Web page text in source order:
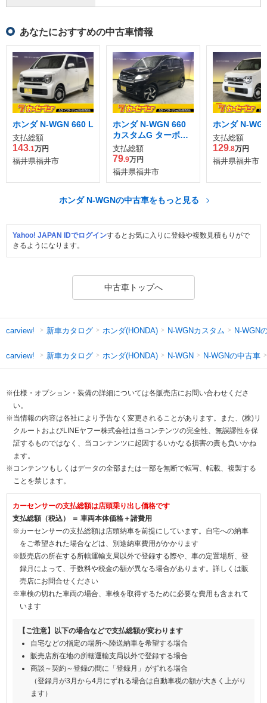
あなたにおすすめの中古車情報
ホンダ N-WGN 660 L
支払総額
143.1万円
福井県福井市
ホンダ N-WGN 660
カスタムG ターボパ
ッケージ
支払総額
79.9万円
福井県福井市
ホンダ N-
支払総額
129.8万円
福井県福井市
ホンダ N-WGNの中古車をもっと見る
Yahoo! JAPAN IDでログインするとお気に入りに登録や複数見積もりがで
きるようになります。
中古車トップへ
carview! 新車カタログ ホンダ(HONDA) N-WGNカスタム N-WGN
carview! 新車カタログ ホンダ(HONDA) N-WGN N-WGNの中古車
※仕様・オプション・装備の詳細については各販売店にお問い合わせくださ
い。
※当情報の内容は各社により予告なく変更されることがあります。また、(株)リ
クルートおよびLINEヤフー株式会社は当コンテンツの完全性、無誤謬性を保
証するものではなく、当コンテンツに起因するいかなる損害の責も負いかね
ます。
※コンテンツもしくはデータの全部または一部を無断で転写、転載、複製する
ことを禁じます。
カーセンサーの支払総額は店頭乗り出し価格です
支払総額（税込） ＝ 車両本体価格＋諸費用
※カーセンサーの支払総額は店頭納車を前提にしています。自宅への納車
をご希望された場合などは、別途納車費用がかかります
※販売店の所在する所轄運輸支局以外で登録する際や、車の定置場所、登
録月によって、手数料や税金の額が異なる場合があります。詳しくは販
売店にお問合せください
※車検の切れた車両の場合、車検を取得するために必要な費用も含まれて
います
【ご注意】以下の場合などで支払総額が変わります
自宅などの指定の場所へ陸送納車を希望する場合
販売店所在地の所轄運輸支局以外で登録する場合
商談～契約～登録の間に「登録月」がずれる場合
（登録月が3月から4月にずれる場合は自動車税の額が大きく上がり
ます）